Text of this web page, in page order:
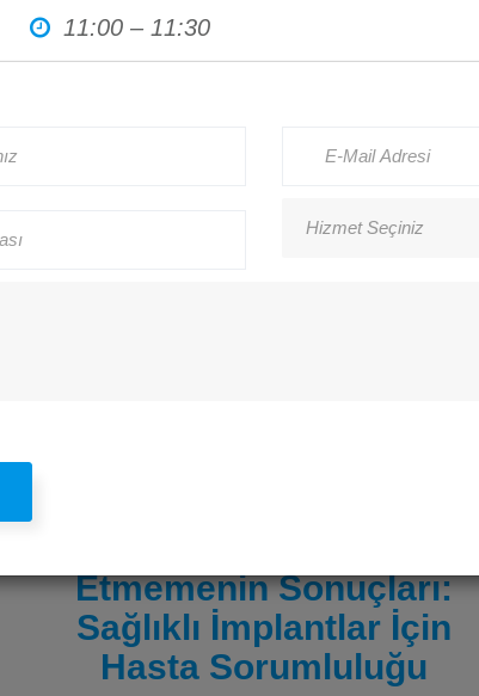
Haberler
Etmemenin Sonuçları:
Sağlıklı İmplantlar İçin
Hasta Sorumluluğu
11:00 – 11:30